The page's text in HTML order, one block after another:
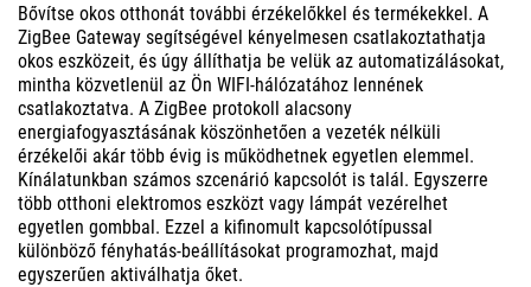
Bővítse okos otthonát további érzékelőkkel és termékekkel. A
ZigBee Gateway segítségével kényelmesen csatlakoztathatja
okos eszközeit, és úgy állíthatja be velük az automatizálásokat,
mintha közvetlenül az Ön WIFI-hálózatához lennének
csatlakoztatva. A ZigBee protokoll alacsony
energiafogyasztásának köszönhetően a vezeték nélküli
érzékelői akár több évig is működhetnek egyetlen elemmel.
Kínálatunkban számos szcenárió kapcsolót is talál. Egyszerre
több otthoni elektromos eszközt vagy lámpát vezérelhet
egyetlen gombbal. Ezzel a kifinomult kapcsolótípussal
különböző fényhatás-beállításokat programozhat, majd
egyszerűen aktiválhatja őket.